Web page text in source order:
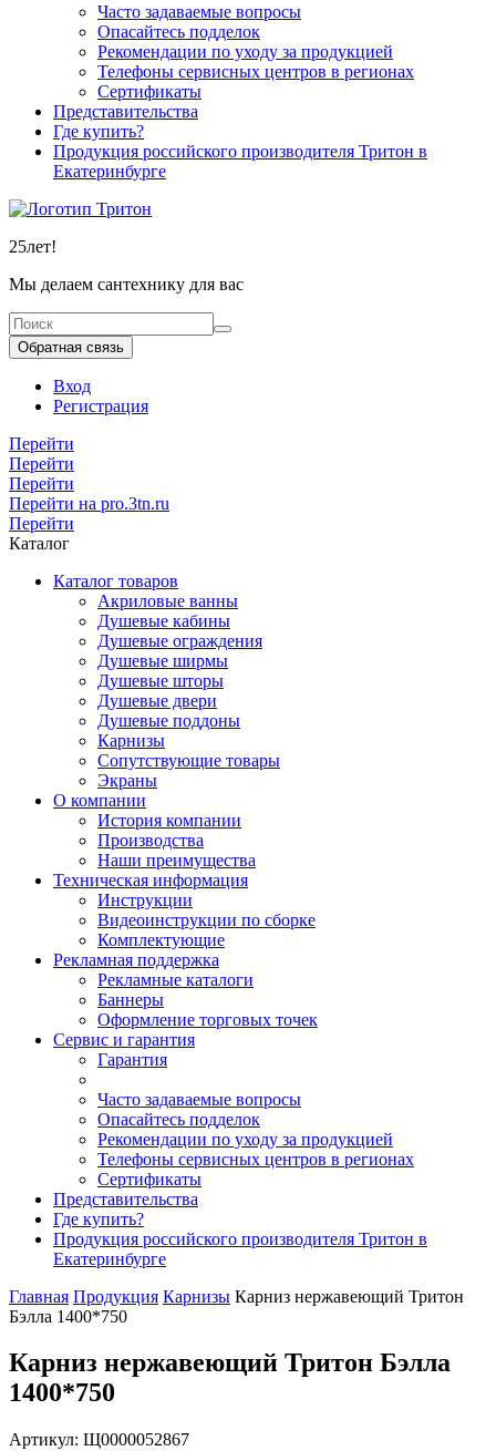
Часто задаваемые вопросы
Опасайтесь подделок
Рекомендации по уходу за продукцией
Телефоны сервисных центров в регионах
Сертификаты
Представительства
Где купить?
Продукция российского производителя Тритон в
Екатеринбурге
25лет!
Мы делаем сантехнику для вас
Обратная связь
Вход
Регистрация
Перейти
Перейти
Перейти
Перейти на pro.3tn.ru
Перейти
Каталог
Каталог товаров
Акриловые ванны
Душевые кабины
Душевые ограждения
Душевые ширмы
Душевые шторы
Душевые двери
Душевые поддоны
Карнизы
Сопутствующие товары
Экраны
О компании
История компании
Производства
Наши преимущества
Техническая информация
Инструкции
Видеоинструкции по сборке
Комплектующие
Рекламная поддержка
Рекламные каталоги
Баннеры
Оформление торговых точек
Сервис и гарантия
Гарантия
Часто задаваемые вопросы
Опасайтесь подделок
Рекомендации по уходу за продукцией
Телефоны сервисных центров в регионах
Сертификаты
Представительства
Где купить?
Продукция российского производителя Тритон в
Екатеринбурге
Главная Продукция Карнизы Карниз нержавеющий Тритон
Бэлла 1400*750
Карниз нержавеющий Тритон Бэлла
1400*750
Артикул: Щ0000052867